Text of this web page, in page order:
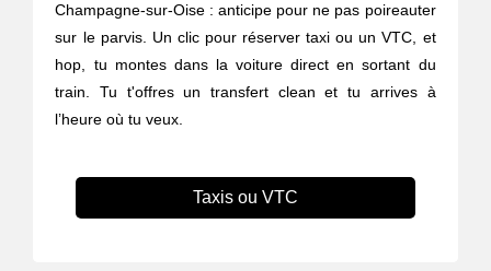
Champagne-sur-Oise : anticipe pour ne pas poireauter
sur le parvis. Un clic pour réserver taxi ou un VTC, et
hop, tu montes dans la voiture direct en sortant du
train. Tu t'offres un transfert clean et tu arrives à
l’heure où tu veux.
Taxis ou VTC